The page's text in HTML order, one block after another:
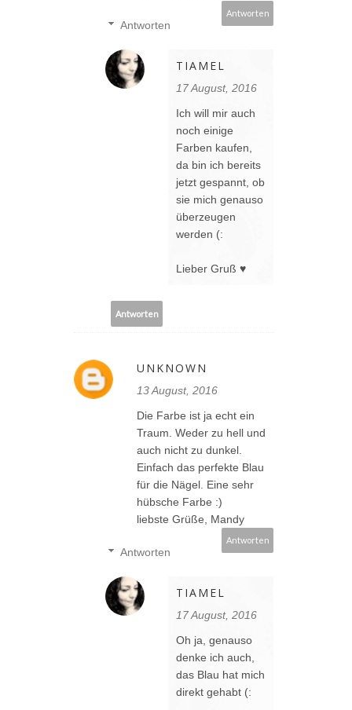
Antworten
Antworten
TIAMEL
17 August, 2016
Ich will mir auch
noch einige
Farben kaufen,
da bin ich bereits
jetzt gespannt, ob
sie mich genauso
überzeugen
werden (:
Lieber Gruß ♥
Antworten
UNKNOWN
13 August, 2016
Die Farbe ist ja echt ein
Traum. Weder zu hell und
auch nicht zu dunkel.
Einfach das perfekte Blau
für die Nägel. Eine sehr
hübsche Farbe :)
liebste Grüße, Mandy
Antworten
Antworten
TIAMEL
17 August, 2016
Oh ja, genauso
denke ich auch,
das Blau hat mich
direkt gehabt (: